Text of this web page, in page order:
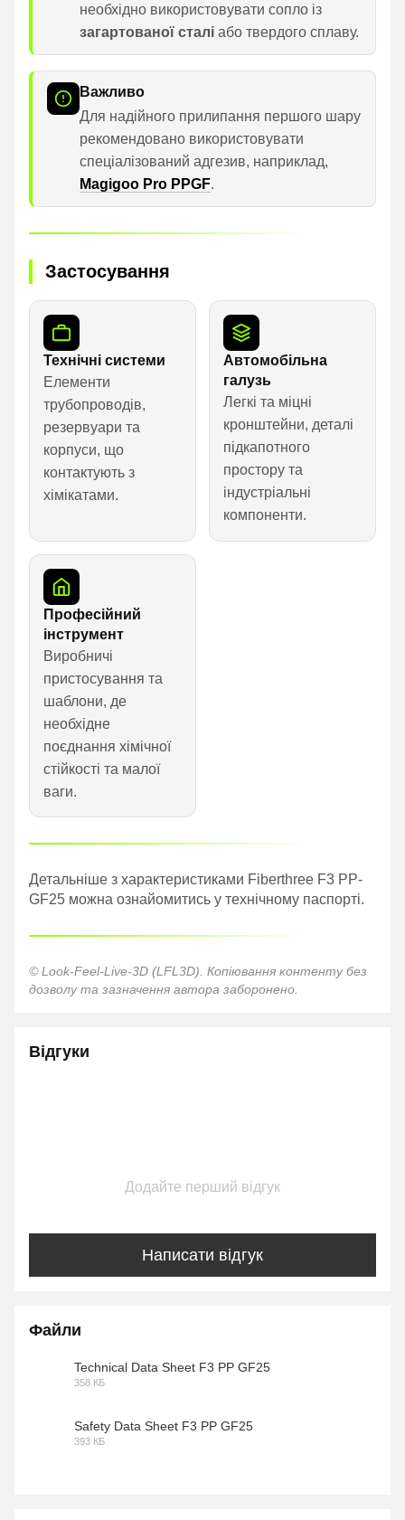
необхідно використовувати сопло із
загартованої сталі або твердого сплаву.
Важливо
Для надійного прилипання першого шару
рекомендовано використовувати
спеціалізований адгезив, наприклад,
Magigoo Pro PPGF.
Застосування
Технічні системи
Елементи
трубопроводів,
резервуари та
корпуси, що
контактують з
хімікатами.
Автомобільна
галузь
Легкі та міцні
кронштейни, деталі
підкапотного
простору та
індустріальні
компоненти.
Професійний
інструмент
Виробничі
пристосування та
шаблони, де
необхідне
поєднання хімічної
стійкості та малої
ваги.
Детальніше з характеристиками Fiberthree F3 PP-
GF25 можна ознайомитись у технічному паспорті.
© Look-Feel-Live-3D (LFL3D). Копіювання контенту без
дозволу та зазначення автора заборонено.
Відгуки
Додайте перший відгук
Написати відгук
Файли
Technical Data Sheet F3 PP GF25
358 КБ
Safety Data Sheet F3 PP GF25
393 КБ